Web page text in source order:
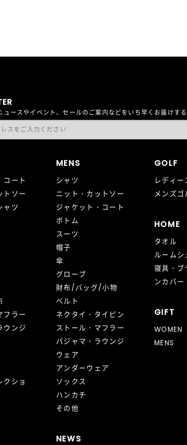
ュースやイベント、セールのご案内などをいち早くお届けす
コート
トソー
ャツ
フラー
ウンジ
クショ
MENS
シャツ
ニット・カットソー
ジャケット・コート
ボトム
スーツ
帽子
傘
グローブ
財布/バッグ/小物
ベルト
ネクタイ・タイピン
ストール・マフラー
パジャマ・ラウンジ
ウェア
アンダーウェア
ソックス
ハンカチ
その他
NEWS
GOLF
レディー
メンズゴ
HOME
タオル
ルームシ
寝具・ブ
ンカバー
GIFT
WOMEN
MENS